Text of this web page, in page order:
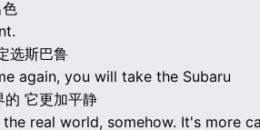
选斯巴鲁
again, you will take the Subaru
的 它更加平静
real world, somehow. It's more